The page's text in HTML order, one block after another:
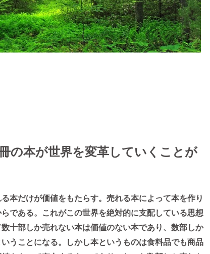
の本が世界を変革していくことが
本だけが価値をもたらす。売れる本によって本を作り
である。これがこの世界を絶対的に支配している思想
十部しか売れない本は価値のない本であり、数部しか
うことになる。しかし本というものは食料品でも商品